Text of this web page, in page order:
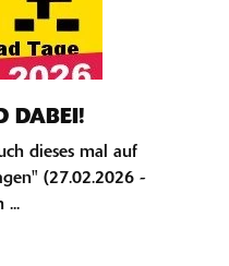
DABEI!
dieses mal auf
(27.02.2026 -
...